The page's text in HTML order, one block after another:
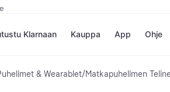
Klarnaan Kauppa
Kaupat
App Ohje
& Wearablet/Matkapuhelimen